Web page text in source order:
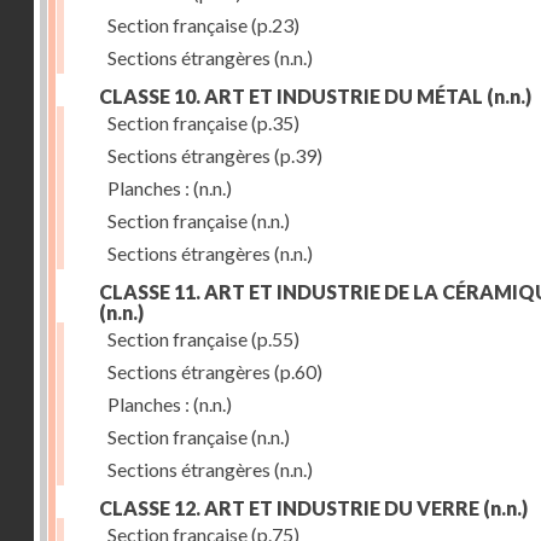
Section française(p.23)
Sections étrangères (n.n.)
CLASSE 10. ART ET INDUSTRIE DU MÉTAL (n.n.)
Section française(p.35)
Sections étrangères (p.39)
Planches : (n.n.)
Section française(n.n.)
Sections étrangères (n.n.)
CLASSE 11. ART ET INDUSTRIE DE LA
(n.n.)
Section française(p.55)
Sections étrangères (p.60)
Planches : (n.n.)
Section française(n.n.)
Sections étrangères (n.n.)
CLASSE 12. ART ET INDUSTRIE DU VERRE (n.n.)
Section française(p.75)